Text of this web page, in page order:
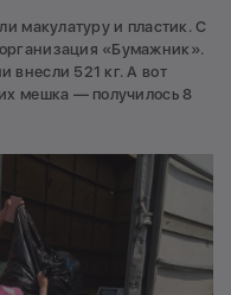
макулатуру и пластик. С
«Бумажник».
внесли 521 кг. А вот
мешка — получилось 8